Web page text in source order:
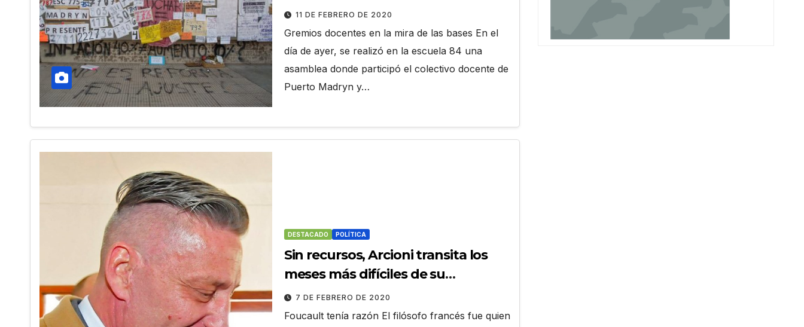
11 DE FEBRERO DE 2020
Gremios docentes en la mira de las bases En el
día de ayer, se realizó en la escuela 84 una
asamblea donde participó el colectivo docente de
Puerto Madryn y…
DESTACADO POLÍTICA
Sin recursos, Arcioni transita los
meses más difíciles de su
incipiente gestión
7 DE FEBRERO DE 2020
Foucault tenía razón El filósofo francés fue quien